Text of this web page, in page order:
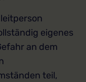
eigenes
an dem
teil,